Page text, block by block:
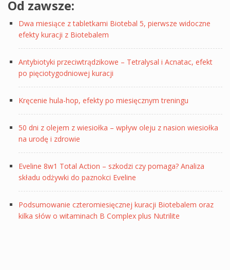
Od zawsze:
Dwa miesiące z tabletkami Biotebal 5, pierwsze widoczne
efekty kuracji z Biotebalem
Antybiotyki przeciwtrądzikowe – Tetralysal i Acnatac, efekt
po pięciotygodniowej kuracji
Kręcenie hula-hop, efekty po miesięcznym treningu
50 dni z olejem z wiesiołka – wpływ oleju z nasion wiesiołka
na urodę i zdrowie
Eveline 8w1 Total Action – szkodzi czy pomaga? Analiza
składu odżywki do paznokci Eveline
Podsumowanie czteromiesięcznej kuracji Biotebalem oraz
kilka słów o witaminach B Complex plus Nutrilite